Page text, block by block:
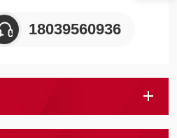
18039560936